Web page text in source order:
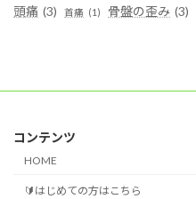
頭痛 (3) 首痛 (1) 骨盤の歪み (3)
コンテンツ
HOME
🔰はじめての方はこちら